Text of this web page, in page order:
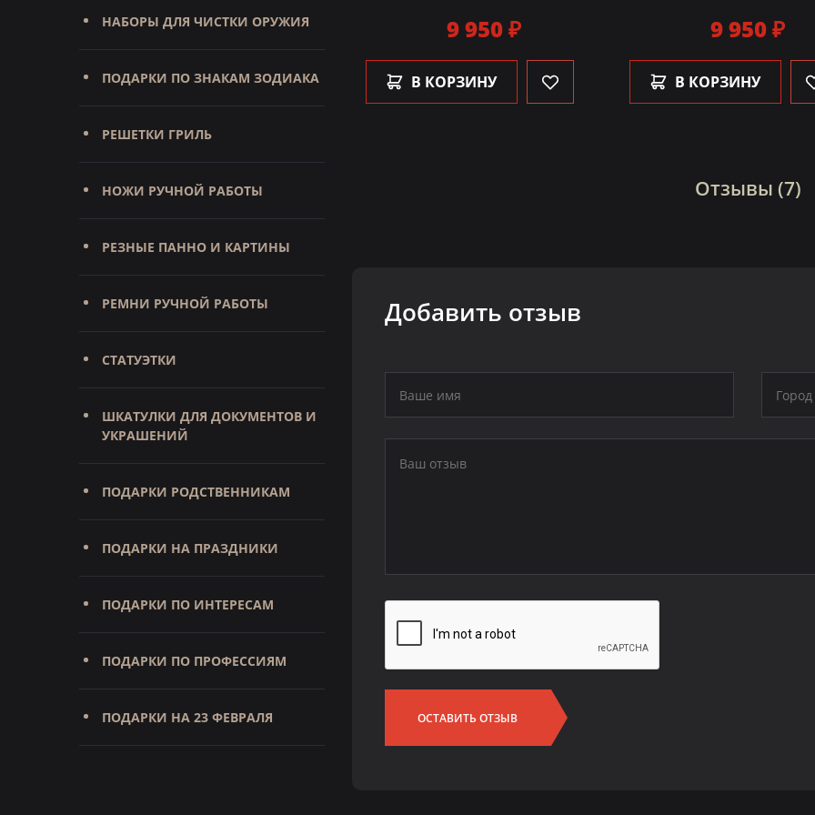
НАБОРЫ ДЛЯ ЧИСТКИ ОРУЖИЯ
ПОДАРКИ ПО ЗНАКАМ ЗОДИАКА
РЕШЕТКИ ГРИЛЬ
НОЖИ РУЧНОЙ РАБОТЫ
РЕЗНЫЕ ПАННО И КАРТИНЫ
РЕМНИ РУЧНОЙ РАБОТЫ
СТАТУЭТКИ
ШКАТУЛКИ ДЛЯ ДОКУМЕНТОВ И
УКРАШЕНИЙ
ПОДАРКИ РОДСТВЕННИКАМ
ПОДАРКИ НА ПРАЗДНИКИ
ПОДАРКИ ПО ИНТЕРЕСАМ
ПОДАРКИ ПО ПРОФЕССИЯМ
ПОДАРКИ НА 23 ФЕВРАЛЯ
19 950 ₽
В КОРЗИНУ
9 950 ₽
В КОРЗИНУ
9 950 ₽
В КОРЗИНУ
Отзывы (7)
Добавить отзыв
ОСТАВИТЬ ОТЗЫВ